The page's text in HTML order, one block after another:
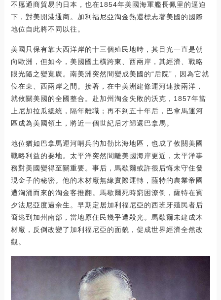
不愿通商貿易的日本，也在1854年美國海軍艦長佩里的逼迫
下，對美開港通商。加利福尼亞淘金熱還標志著美國的國際
地位自此將不同以往。
美國只保有靠大西洋岸的十三個殖民地時，其目光一直是朝
向歐洲，但如今，美國國土橫跨東、西兩岸，其經濟、戰略
眼光隨之變寬廣。南美洲突然間變成美國的“后院”，因為它就
位在東、西兩岸之間。接著，在中美洲建條運河連接兩洋，
就攸關美國的全國整合。赴加州淘金失敗的沃克，1857年當
上尼加拉瓜總統，隔年離職；再不到五十年后，巴拿馬運河
區成為美國領土，將近一個世紀后才歸還巴拿馬。
地位猶如巴拿馬運河哨兵的加勒比海地區，也成了攸關美國
戰略利益的要地。太平洋突然間離美國海岸更近，太平洋事
務對美國變得至關重要。事后，馬歇爾或許很后悔未守住發
現金子的秘密。他的木材廠無緣實際運轉，薩特的農業帝國
遭洶涌而來的淘金客推翻。馬歇爾死時窮困潦倒，薩特在賓
夕法尼亞度過余生。早期定居加利福尼亞的西班牙殖民者后
裔逃到加州南部，當地原住民幾乎遭殺光。馬歇爾未建成木
材廠，反倒改變了加利福尼亞的面貌，促成世界經濟全然改
觀。